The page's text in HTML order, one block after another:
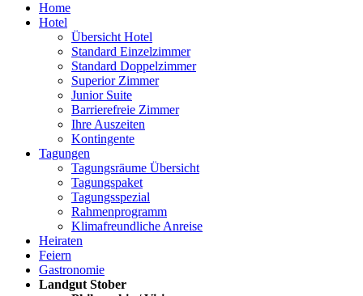
Home
Hotel
Übersicht Hotel
Standard Einzelzimmer
Standard Doppelzimmer
Superior Zimmer
Junior Suite
Barrierefreie Zimmer
Ihre Auszeiten
Kontingente
Tagungen
Tagungsräume Übersicht
Tagungspaket
Tagungsspezial
Rahmenprogramm
Klimafreundliche Anreise
Heiraten
Feiern
Gastronomie
Landgut Stober